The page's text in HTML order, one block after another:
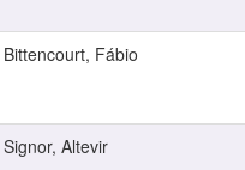
Bittencourt, Fábio
Signor, Altevir